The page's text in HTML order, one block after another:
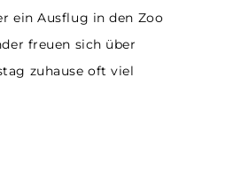
ein Ausflug in den Zoo
freuen sich über
zuhause oft viel